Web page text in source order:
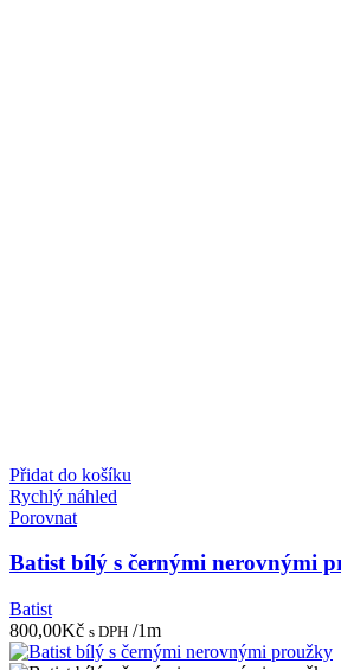
Přidat do košíku
Rychlý náhled
Porovnat
Batist bílý s černými nerovnými
Batist
800,00Kč s DPH /1m